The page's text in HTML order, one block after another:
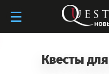
Квесты